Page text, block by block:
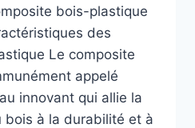
bois-plastique
des
Le composite
appelé
innovant qui allie la
bois à la durabilité et à